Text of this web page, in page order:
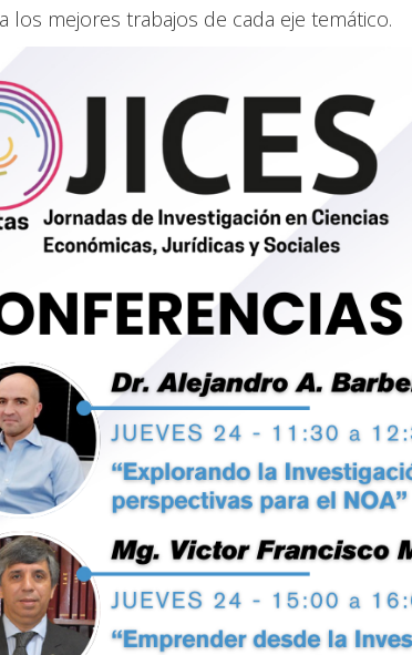
los mejores trabajos de cada eje temático.